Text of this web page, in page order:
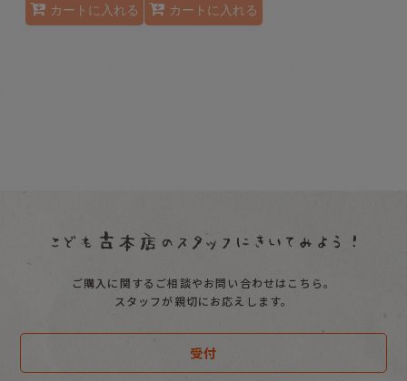
カートに入れる カートに入れる
ご購入に関するご相談やお問い合わせはこちら。
スタッフが親切にお応えします。
受付